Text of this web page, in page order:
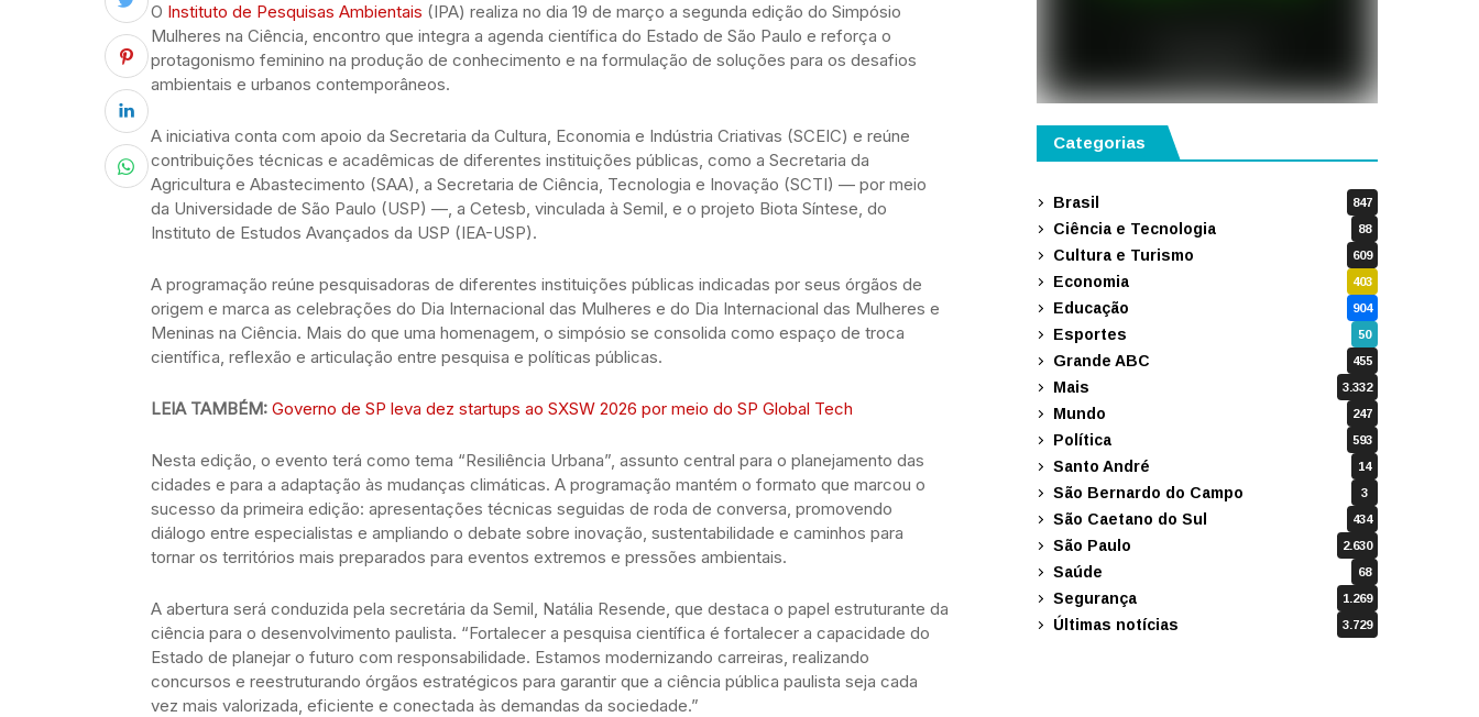
O Instituto de Pesquisas Ambientais (IPA) realiza no dia 19 de março a segunda edição do Simpósio
Mulheres na Ciência, encontro que integra a agenda científica do Estado de São Paulo e reforça o
protagonismo feminino na produção de conhecimento e na formulação de soluções para os desafios
ambientais e urbanos contemporâneos.
A iniciativa conta com apoio da Secretaria da Cultura, Economia e Indústria Criativas (SCEIC) e reúne
contribuições técnicas e acadêmicas de diferentes instituições públicas, como a Secretaria da
Agricultura e Abastecimento (SAA), a Secretaria de Ciência, Tecnologia e Inovação (SCTI) — por meio
da Universidade de São Paulo (USP) —, a Cetesb, vinculada à Semil, e o projeto Biota Síntese, do
Instituto de Estudos Avançados da USP (IEA-USP).
A programação reúne pesquisadoras de diferentes instituições públicas indicadas por seus órgãos de
origem e marca as celebrações do Dia Internacional das Mulheres e do Dia Internacional das Mulheres e
Meninas na Ciência. Mais do que uma homenagem, o simpósio se consolida como espaço de troca
científica, reflexão e articulação entre pesquisa e políticas públicas.
LEIA TAMBÉM: Governo de SP leva dez startups ao SXSW 2026 por meio do SP Global Tech
Nesta edição, o evento terá como tema “Resiliência Urbana”, assunto central para o planejamento das
cidades e para a adaptação às mudanças climáticas. A programação mantém o formato que marcou o
sucesso da primeira edição: apresentações técnicas seguidas de roda de conversa, promovendo
diálogo entre especialistas e ampliando o debate sobre inovação, sustentabilidade e caminhos para
tornar os territórios mais preparados para eventos extremos e pressões ambientais.
A abertura será conduzida pela secretária da Semil, Natália Resende, que destaca o papel estruturante da
ciência para o desenvolvimento paulista. “Fortalecer a pesquisa científica é fortalecer a capacidade do
Estado de planejar o futuro com responsabilidade. Estamos modernizando carreiras, realizando
concursos e reestruturando órgãos estratégicos para garantir que a ciência pública paulista seja cada
vez mais valorizada, eficiente e conectada às demandas da sociedade.”
Categorias
Brasil 847
Ciência e Tecnologia 88
Cultura e Turismo 609
Economia 403
Educação 904
Esportes 50
Grande ABC 455
Mais 3.332
Mundo 247
Política 593
Santo André 14
São Bernardo do Campo 3
São Caetano do Sul 434
São Paulo 2.630
Saúde 68
Segurança 1.269
Últimas notícias 3.729